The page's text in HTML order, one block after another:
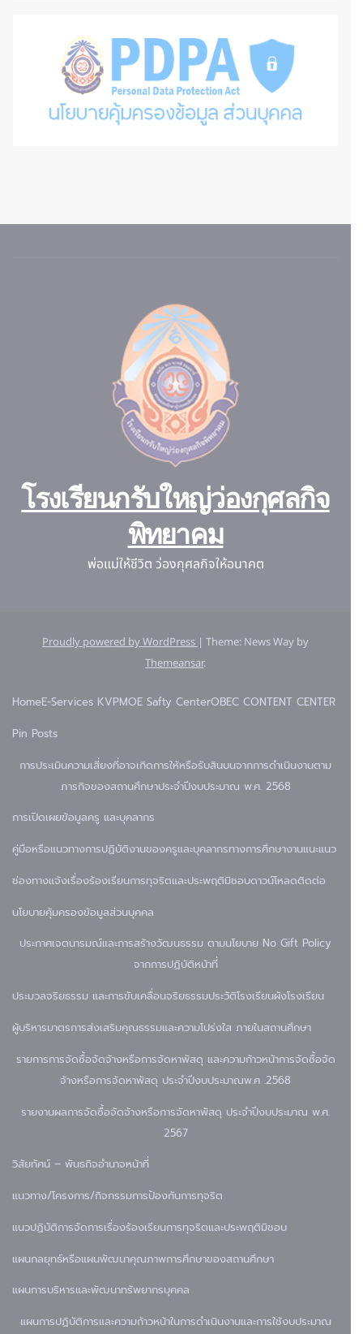
โรงเรียนกรับใหญ่ว่องกุศลกิจ
พิทยาคม
พ่อแม่ให้ชีวิต ว่องกุศลกิจให้อนาคต
Proudly powered by WordPress | Theme: News Way by
Themeansar.
HomeE-Services KVPMOE Safty CenterOBEC CONTENT CENTER
Pin Posts
การประเมินความเสี่ยงที่อาจเกิดการให้หรือรับสินบนจากการดำเนินงานตาม
ภารกิจของสถานศึกษาประจำปีงบประมาณ พ.ศ. 2568
การเปิดเผยข้อมูลครู และบุคลากร
คู่มือหรือแนวทางการปฏิบัติงานของครูและบุคลากรทางการศึกษางานแนะแนว
ช่องทางแจ้งเรื่องร้องเรียนการทุจริตและประพฤติมิชอบดาวน์โหลดติดต่อ
นโยบายคุ้มครองข้อมูลส่วนบุคคล
ประกาศเจตนารมณ์และการสร้างวัฒนธรรม ตามนโยบาย No Gift Policy
จากการปฏิบัติหน้าที่
ประมวลจริยธรรม และการขับเคลื่อนจริยธรรมประวัติโรงเรียนผังโรงเรียน
ผู้บริหารมาตรการส่งเสริมคุณธรรมและความโปร่งใส ภายในสถานศึกษา
รายการการจัดซื้อจัดจ้างหรือการจัดหาพัสดุ และความก้าวหน้าการจัดซื้อจัด
จ้างหรือการจัดหาพัสดุ ประจำปีงบประมาณพ.ศ .2568
รายงานผลการจัดซื้อจัดจ้างหรือการจัดหาพัสดุ ประจำปีงบประมาณ พ.ศ.
2567
วิสัยทัศน์ – พันธกิจอำนาจหน้าที่
แนวทาง/โครงการ/กิจกรรมการป้องกันการทุจริต
แนวปฏิบัติการจัดการเรื่องร้องเรียนการทุจริตและประพฤติมิชอบ
แผนกลยุทธ์หรือแผนพัฒนาคุณภาพการศึกษาของสถานศึกษา
แผนการบริหารและพัฒนาทรัพยากรบุคคล
แผนการปฏิบัติการและความก้าวหน้าในการดำเนินงานและการใช้งบประมาณ